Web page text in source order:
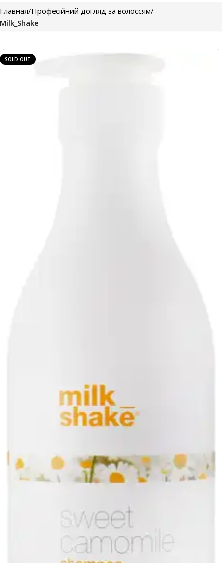
Главная Професійний догляд за волоссям
Milk_Shake
SOLD OUT